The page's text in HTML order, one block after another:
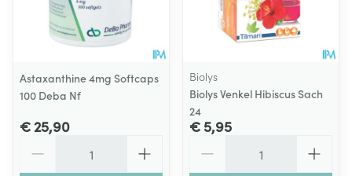
Astaxanthine 4mg Softcaps
100 Deba Nf
€ 25,90
Biolys
Biolys Venkel Hibiscus Sach
24
€ 5,95